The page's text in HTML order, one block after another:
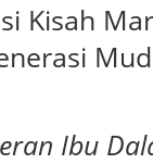
Kisah
Ibu